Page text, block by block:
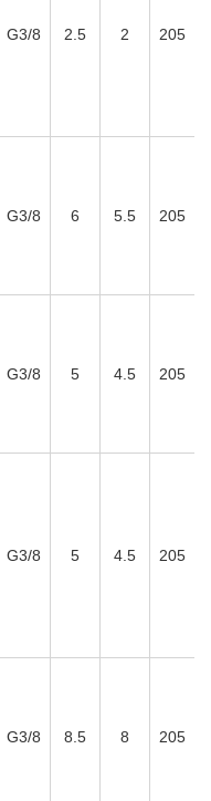
G3/8 2.5 2 205
G3/8 6 5.5 205
G3/8 5 4.5 205
G3/8 5 4.5 205
G3/8 8.5 8 205